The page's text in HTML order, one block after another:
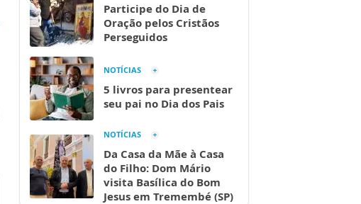
Participe do Dia de
Oração pelos Cristãos
Perseguidos
NOTÍCIAS
5 livros para presentear
seu pai no Dia dos Pais
NOTÍCIAS
Da Casa da Mãe à Casa
do Filho: Dom Mário
visita Basílica do Bom
Jesus em Tremembé (SP)